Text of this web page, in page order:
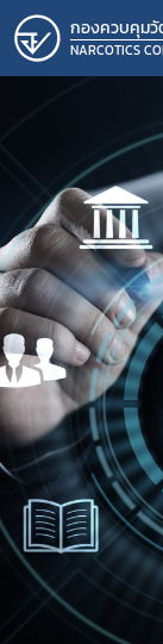
กองควบคุม
NARCOTICS